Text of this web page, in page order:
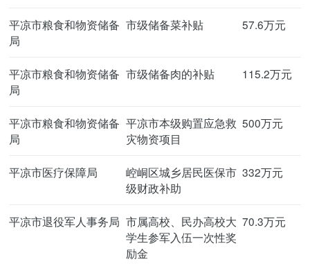
平凉市粮食和物资储备
局
市级储备菜补贴 57.6万元
平凉市粮食和物资储备
局
市级储备肉的补贴 115.2万元
平凉市粮食和物资储备
局
平凉市本级购置应急救
灾物资项目
500万元
平凉市医疗保障局
崆峒区城乡居民医保市
级财政补助
332万元
平凉市退役军人事务局 市属高校、民办高校大
学生参军入伍一次性奖
励金
70.3万元